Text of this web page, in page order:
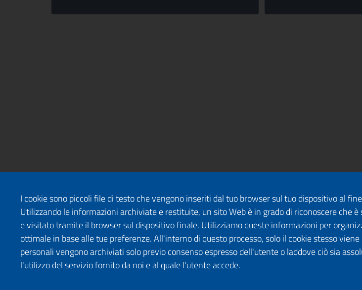
I cookie sono piccoli file di testo che vengono inseriti dal tuo browser sul tuo dispositivo al
Utilizzando le informazioni archiviate e restituite, un sito Web è in grado di riconoscere che
e visitato tramite il browser sul dispositivo finale. Utilizziamo queste informazioni per
ottimale in base alle tue preferenze. All'interno di questo processo, solo il cookie stesso
personali vengono archiviati solo previo consenso espresso dell'utente o laddove ciò sia
l'utilizzo del servizio fornito da noi e al quale l'utente accede.